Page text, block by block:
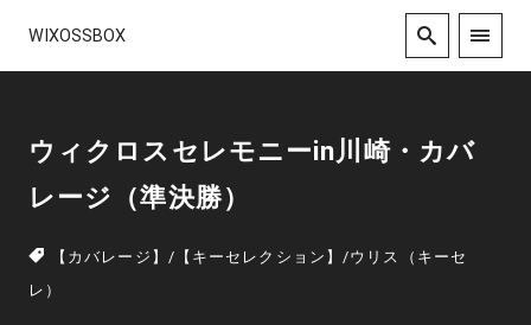
WIXOSSBOX
ウィクロスセレモニーin川崎・カバ
レージ（準決勝）
【カバレージ】 / 【キーセレクション】/ウリス（キーセ
レ）